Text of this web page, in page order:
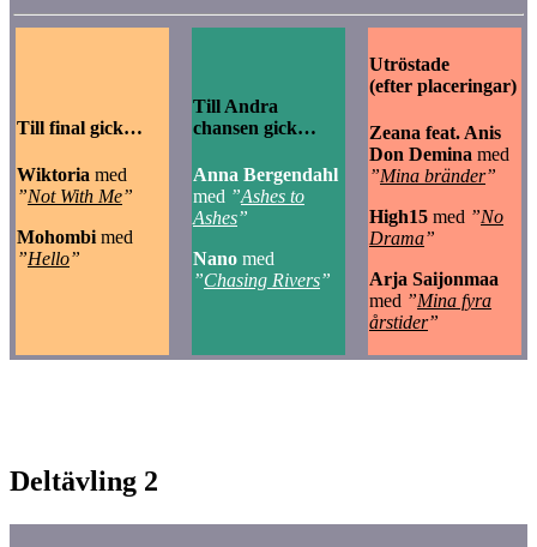
Till final gick…
Wiktoria med
”Not With Me”
Mohombi med
”Hello”
Till Andra
chansen gick…
Anna Bergendahl
med ”Ashes to
Ashes”
Nano med
”Chasing Rivers”
Utröstade
(efter placeringar)
Zeana feat. Anis
Don Demina med
”Mina bränder”
High15 med ”No
Drama”
Arja Saijonmaa
med ”Mina fyra
årstider”
Deltävling 2